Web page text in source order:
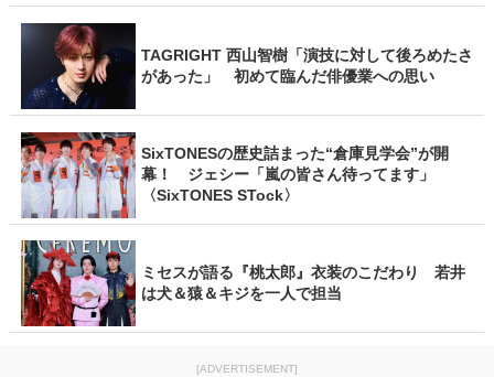
TAGRIGHT 西山智樹「演技に対して後ろめたさ
があった」 初めて臨んだ俳優業への思い
SixTONESの歴史詰まった“倉庫見学会”が開
幕！ ジェシー「嵐の皆さん待ってます」
〈SixTONES STock〉
ミセスが語る『桃太郎』衣装のこだわり 若井
は犬＆猿＆キジを一人で担当
[ADVERTISEMENT]